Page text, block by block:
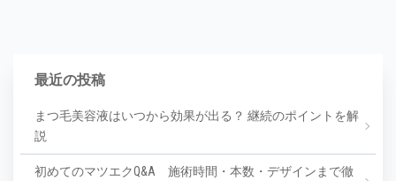
最近の投稿
まつ毛美容液はいつから効果が出る？ 継続のポイントを解
説
初めてのマツエクQ&A 施術時間・本数・デザインまで徹